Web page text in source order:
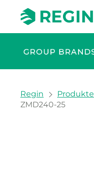
You are here:
Regin Produkte
ZMD240-25